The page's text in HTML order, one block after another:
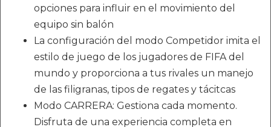
opciones para influir en el movimiento del
equipo sin balón
La configuración del modo Competidor imita el
estilo de juego de los jugadores de FIFA del
mundo y proporciona a tus rivales un manejo
de las filigranas, tipos de regates y tácitcas
Modo CARRERA: Gestiona cada momento.
Disfruta de una experiencia completa en